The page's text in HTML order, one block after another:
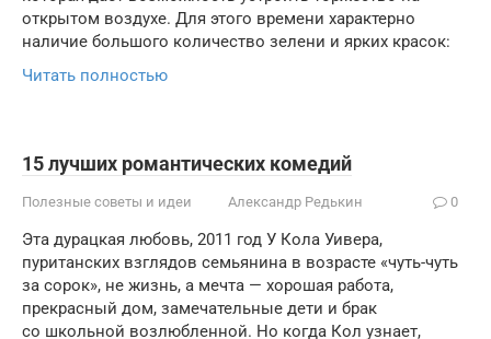
открытом воздухе. Для этого времени характерно
наличие большого количество зелени и ярких красок:
Читать полностью
15 лучших романтических комедий
Полезные советы и идеи Александр Редькин 0
Эта дурацкая любовь, 2011 год У Кола Уивера,
пуританских взглядов семьянина в возрасте «чуть-чуть
за сорок», не жизнь, а мечта — хорошая работа,
прекрасный дом, замечательные дети и брак
со школьной возлюбленной. Но когда Кол узнает,